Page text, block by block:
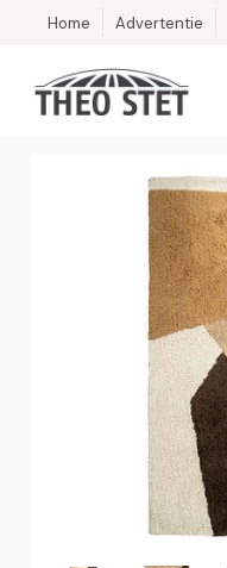
Home Advertentie